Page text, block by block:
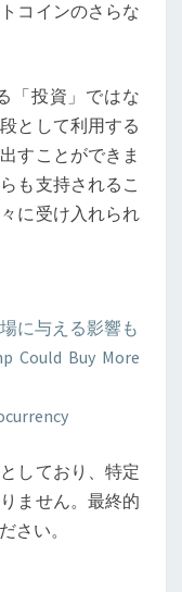
コインのさらな
「投資」ではな
として利用する
すことができま
も支持されるこ
に受け入れられ
に与える影響も
Could Buy More
しており、特定
ません。最終的
さい。